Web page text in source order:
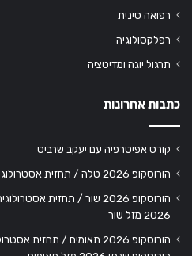
רפואה סינית
רפלקסולוגיה
תרגול יוגה ומדיטציה
כתבות אחרונות
קורס אפיטרפיה עם יעקב שרביט
הורוסקופ 2026 טלה / תחזית אסטרולוגיה שנתית מזל טלה
הורוסקופ 2026 שור / תחזית
2026 מזל שור
הורוסקופ 2026 תאומים /